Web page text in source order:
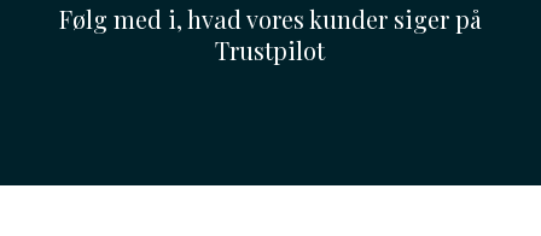
Følg med i, hvad vores kunder siger på
Trustpilot